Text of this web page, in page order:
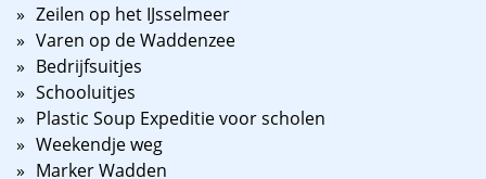
Zeilen op het IJsselmeer
Varen op de Waddenzee
Bedrijfsuitjes
Schooluitjes
Plastic Soup Expeditie voor scholen
Weekendje weg
Marker Wadden